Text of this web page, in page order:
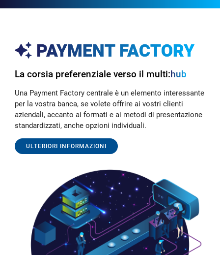
PAYMENT FACTORY
La corsia preferenziale verso il multi:hub
Una Payment Factory centrale è un elemento interessante
per la vostra banca, se volete offrire ai vostri clienti
aziendali, accanto ai formati e ai metodi di presentazione
standardizzati, anche opzioni individuali.
ULTERIORI INFORMAZIONI